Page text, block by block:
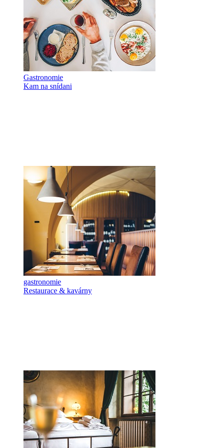
Gastronomie
Kam na snídani
gastronomie
Restaurace & kavárny